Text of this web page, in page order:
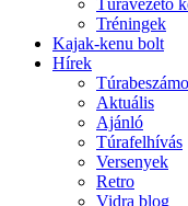
Tréningek
Kajak-kenu bolt
Hírek
Aktuális
Ajánló
Túrafelhívás
Versenyek
Retro
Vidra blog